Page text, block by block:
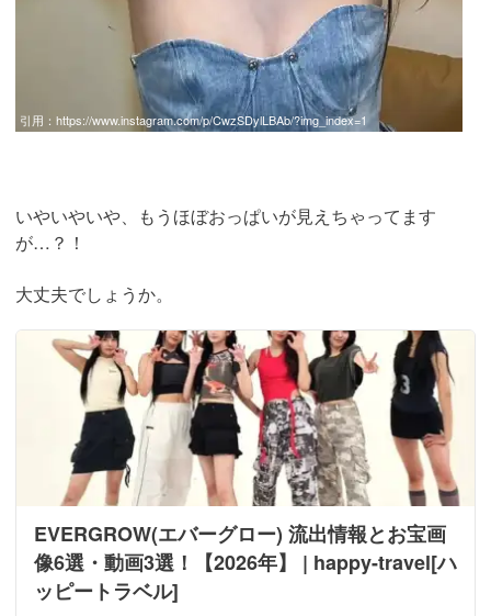
引用： https://www.instagram.com/p/CwzSDylLBAb/?img_index=1
いやいやいや、もうほぼおっぱいが見えちゃってます
が…？！
大丈夫でしょうか。
EVERGROW(エバーグロー) 流出情報とお宝画
像6選・動画3選！【2026年】 | happy-travel[ハ
ッピートラベル]